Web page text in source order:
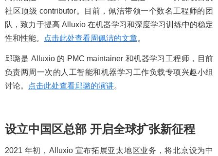
社区顶级 contributor。目前，佩洁带领一个数名工程师的团
队，致力于提高 Alluxio 在机器学习和深度学习训练中的稳定
性和性能。
点击此处查看周佩洁的文章。
邱璐是 Alluxio 的 PMC maintainer 和机器学习工程师，目前
负责两周一次的人工智能和机器学习工作负载专项兴趣小组
讨论。
点击此处查看邱璐的演讲。
设立中国区总部 开启全球扩张新征程
2021 年初，Alluxio 宣布拓展亚太地区业务，将北京设为中